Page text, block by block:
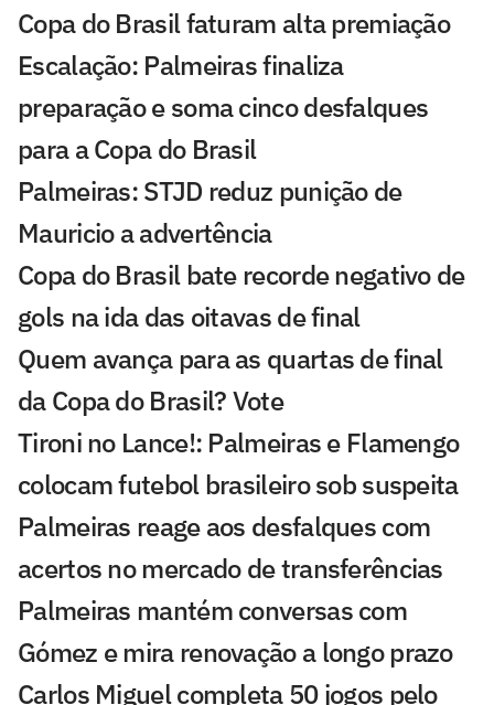
Copa do Brasil faturam alta premiação
Escalação: Palmeiras finaliza
preparação e soma cinco desfalques
para a Copa do Brasil
Palmeiras: STJD reduz punição de
Mauricio a advertência
Copa do Brasil bate recorde negativo de
gols na ida das oitavas de final
Quem avança para as quartas de final
da Copa do Brasil? Vote
Tironi no Lance!: Palmeiras e Flamengo
colocam futebol brasileiro sob suspeita
Palmeiras reage aos desfalques com
acertos no mercado de transferências
Palmeiras mantém conversas com
Gómez e mira renovação a longo prazo
Carlos Miguel completa 50 jogos pelo